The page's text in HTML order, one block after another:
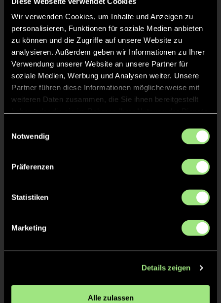
Wir verwenden Cookies, um Inhalte und Anzeigen zu
personalisieren, Funktionen für soziale Medien anbieten
zu können und die Zugriffe auf unsere Website zu
analysieren. Außerdem geben wir Informationen zu Ihrer
Verwendung unserer Website an unsere Partner für
soziale Medien, Werbung und Analysen weiter. Unsere
Partner führen diese Informationen möglicherweise mit
weiteren Daten zusammen, die Sie ihnen bereitgestellt
Notwendig
Präferenzen
Statistiken
Marketing
Details zeigen
Alle zulassen
Leticia
D.
Eugen
K.
Staff